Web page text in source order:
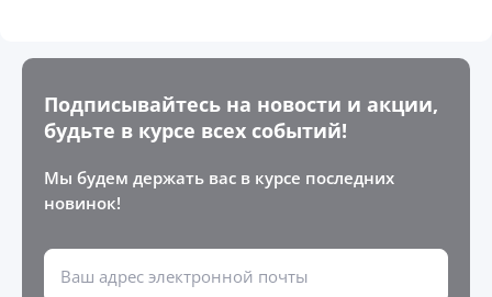
Подписывайтесь на новости и акции,
будьте в курсе всех событий!
Мы будем держать вас в курсе последних
новинок!